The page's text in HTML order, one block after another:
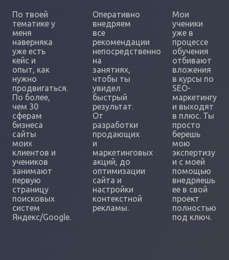
По твоей
тематике у
меня
наверняка
уже есть
кейс и
опыт, как
нужно
продвигаться.
По более,
чем 30
сферам
бизнеса
сайты
моих
клиентов и
учеников
занимают
первую
страницу
поисковых
систем
Яндекс/Google.
Оперативно
внедряем
все
рекомендации
непосредственно
на
занятиях,
чтобы ты
увидел
быстрый
результат.
От
разработки
продающих
и
маркетинговых
акций, до
оптимизации
сайта и
настройки
контекстной
рекламы.
Мои
ученики
уже в
процессе
обучения
отбивают
вложения
в курсы по
SEO-
маркетингу
и выходят
в плюс. Ты
просто
берешь
мою
экспертизу
и с моей
помощью
внедряешь
ее в свой
проект
полностью
под ключ.